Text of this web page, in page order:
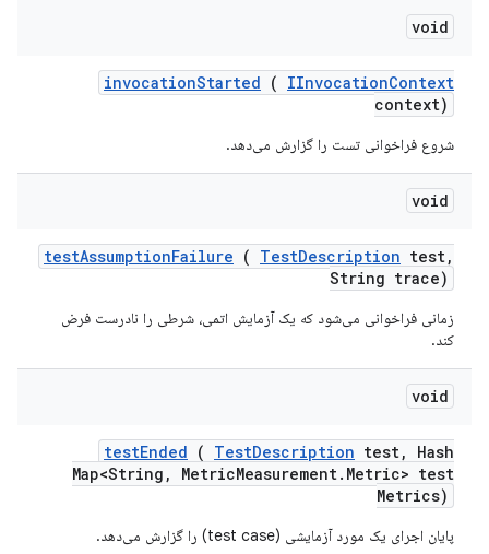
void
invocationStarted ( IInvocationContext
context)
شروع فراخوانی تست را گزارش می‌دهد.
void
testAssumptionFailure ( TestDescription test,
String trace)
زمانی فراخوانی می‌شود که یک آزمایش اتمی، شرطی را نادرست فرض
کند.
void
testEnded ( TestDescription test,
Hash
Map<String , MetricMeasurement. Metric> test
Metrics)
پایان اجرای یک مورد آزمایشی (test case) را گزارش می‌دهد.